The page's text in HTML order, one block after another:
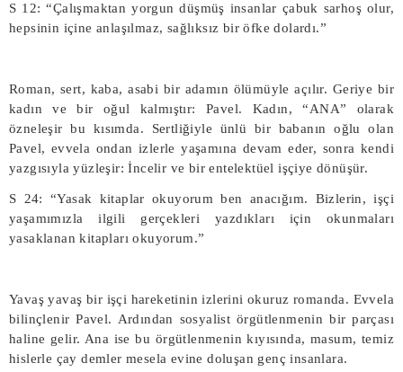
S 12: “Çalışmaktan yorgun düşmüş insanlar çabuk sarhoş olur,
hepsinin içine anlaşılmaz, sağlıksız bir öfke dolardı.”
Roman, sert, kaba, asabi bir adamın ölümüyle açılır. Geriye bir
kadın ve bir oğul kalmıştır: Pavel. Kadın, “ANA” olarak
özneleşir bu kısımda. Sertliğiyle ünlü bir babanın oğlu olan
Pavel, evvela ondan izlerle yaşamına devam eder, sonra kendi
yazgısıyla yüzleşir: İncelir ve bir entelektüel işçiye dönüşür.
S 24: “Yasak kitaplar okuyorum ben anacığım. Bizlerin, işçi
yaşamımızla ilgili gerçekleri yazdıkları için okunmaları
yasaklanan kitapları okuyorum.”
Yavaş yavaş bir işçi hareketinin izlerini okuruz romanda. Evvela
bilinçlenir Pavel. Ardından sosyalist örgütlenmenin bir parçası
haline gelir. Ana ise bu örgütlenmenin kıyısında, masum, temiz
hislerle çay demler mesela evine doluşan genç insanlara.